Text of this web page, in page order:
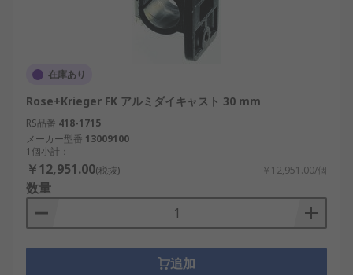
在庫あり
Rose+Krieger FK アルミダイキャスト 30 mm
RS品番 418-1715
メーカー型番 13009100
1個小計：
￥12,951.00(税抜) ￥12,951.00/個
数量
追加